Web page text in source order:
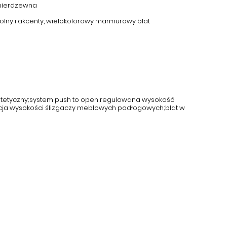
i akcenty, wielokolorowy marmurowy blat
push to open;regulowana wysokość
wysokości ślizgaczy meblowych podłogowych;blat w